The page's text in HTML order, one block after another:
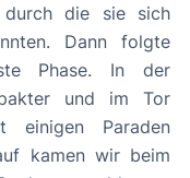
die sie sich
Dann folgte
Phase. In der
und im Tor
Paraden
kamen wir beim